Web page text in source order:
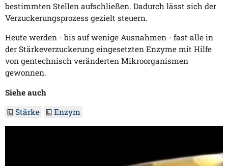
bestimmten Stellen aufschließen. Dadurch lässt sich der
Verzuckerungsprozess gezielt steuern.
Heute werden - bis auf wenige Ausnahmen - fast alle in
der Stärkeverzuckerung eingesetzten Enzyme mit Hilfe
von gentechnisch veränderten Mikroorganismen
gewonnen.
Siehe auch
Stärke
Enzym